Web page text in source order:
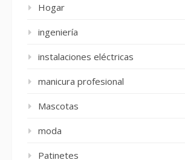
Hogar
ingeniería
instalaciones eléctricas
manicura profesional
Mascotas
moda
Patinetes